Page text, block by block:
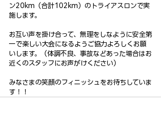
ン20km（合計102km）のトライアスロンで実
施します。
お互い声を掛け合って、無理をしなように安全第
一で楽しい大会になるようご協力よろしくお願
いします。（体調不良、事故などあった場合はお
近くのスタッフにお声がけください）
みなさまの笑顔のフィニッシュをお待ちしていま
す！！